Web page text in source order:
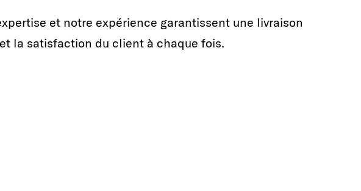
et notre expérience garantissent une livraison
la satisfaction du client à chaque fois.